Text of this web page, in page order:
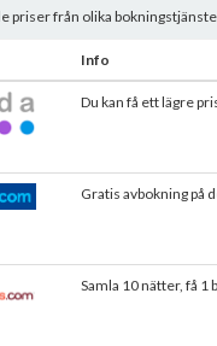
priser från olika
Info
Du kan få ett lägre
Gratis avbokning på
Samla 10 nätter, få 1